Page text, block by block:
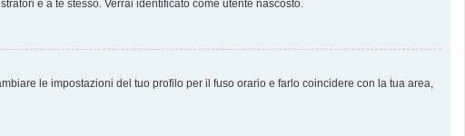
e a te stesso. Verrai identificato come utente nascosto.
le impostazioni del tuo profilo per il fuso orario e farlo coincidere con la tua area,